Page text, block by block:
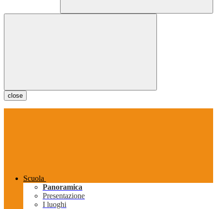
close
Scuola
Panoramica
Presentazione
I luoghi